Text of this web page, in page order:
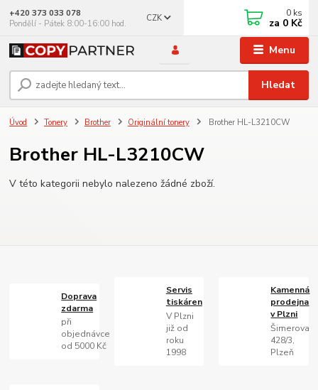
Menu
CZK
Hledat
+420 373 033 078
Pondělí - Pátek 8:00-16:00 hod.
0 ks
za 0 Kč
Úvod Tonery Brother Originální tonery Brother HL-L3210CW
Brother HL-L3210CW
V této kategorii nebylo nalezeno žádné zboží.
Doprava
zdarma
při
objednávce
od 5000 Kč
Servis
tiskáren
V Plzni
již od
roku
1998
Kamenná
prodejna
v Plzni
Šimerova
428/3,
Plzeň